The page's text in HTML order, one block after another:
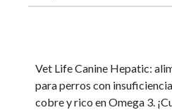
Vet Life Canine Hepatic:
para perros con
cobre y rico en Omega 3.